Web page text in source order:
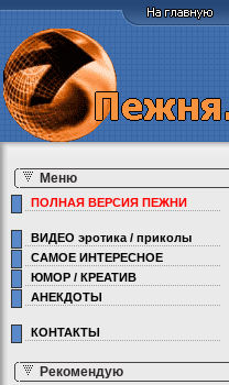
Меню
ПОЛНАЯ ВЕРСИЯ ПЕЖНИ
ВИДЕО эротика / приколы
САМОЕ ИНТЕРЕСНОЕ
ЮМОР / КРЕАТИВ
АНЕКДОТЫ
КОНТАКТЫ
Рекомендую